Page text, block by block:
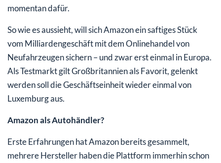
momentan dafür.
So wie es aussieht, will sich Amazon ein saftiges Stück
vom Milliardengeschäft mit dem Onlinehandel von
Neufahrzeugen sichern – und zwar erst einmal in Europa.
Als Testmarkt gilt Großbritannien als Favorit, gelenkt
werden soll die Geschäftseinheit wieder einmal von
Luxemburg aus.
Amazon als Autohändler?
Erste Erfahrungen hat Amazon bereits gesammelt,
mehrere Hersteller haben die Plattform immerhin schon